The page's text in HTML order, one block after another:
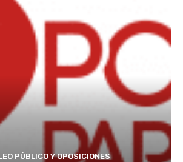
PÚBLICO Y OPOSICIONES